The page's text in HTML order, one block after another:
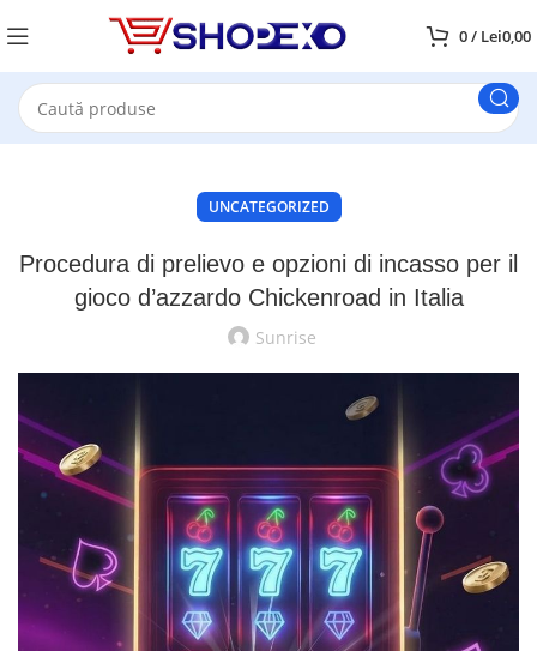
0/ Lei0,00
UNCATEGORIZED
Procedura di prelievo e opzioni di incasso per il
gioco d’azzardo Chickenroad in Italia
Sunrise